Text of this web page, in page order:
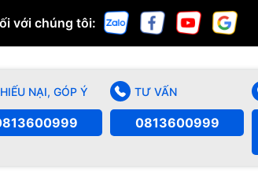
với chúng tôi:
NẠI, GÓP Ý TƯ VẤN
0813600999